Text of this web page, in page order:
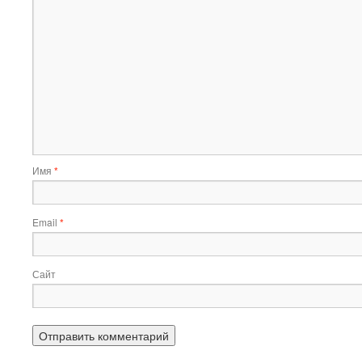
Имя *
Email *
Сайт